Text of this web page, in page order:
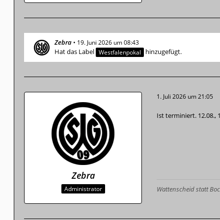
Zebra 19. Juni 2026 um 08:43
Hat das Label Westfalenpokal hinzugefügt.
Zebra
Administrator
1. Juli 2026 um 21:05
Ist terminiert. 12.08.,
Wattenscheid statt